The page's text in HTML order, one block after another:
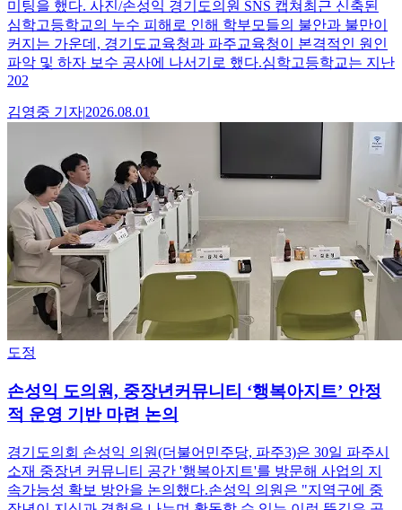
미팅을 했다. 사진/손성익 경기도의원 SNS 캡쳐최근 신축된
심학고등학교의 누수 피해로 인해 학부모들의 불안과 불만이
커지는 가운데, 경기도교육청과 파주교육청이 본격적인 원인
파악 및 하자 보수 공사에 나서기로 했다.심학고등학교는 지난
202
김영중 기자|2026.08.01
도정
손성익 도의원, 중장년커뮤니티 ‘행복아지트’ 안정
적 운영 기반 마련 논의
경기도의회 손성익 의원(더불어민주당, 파주3)은 30일 파주시
소재 중장년 커뮤니티 공간 '행복아지트'를 방문해 사업의 지
속가능성 확보 방안을 논의했다.손성익 의원은 "지역구에 중